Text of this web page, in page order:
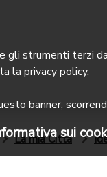
La mia Città
gli strumenti terzi
la privacy policy.
banner,
sui